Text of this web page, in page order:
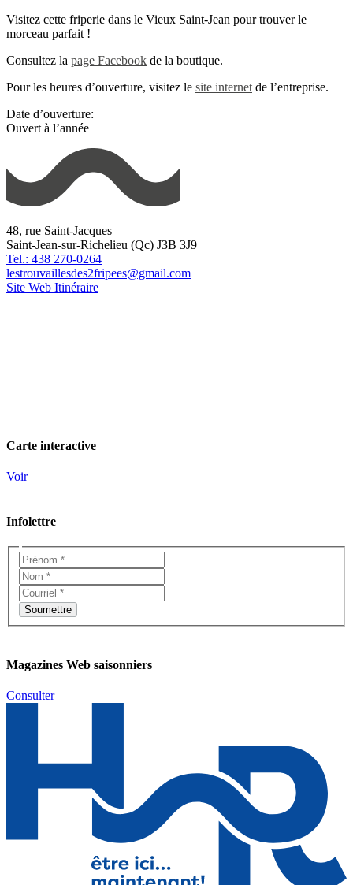
Visitez cette friperie dans le Vieux Saint-Jean pour trouver le
morceau parfait !
Consultez la page Facebook de la boutique.
Pour les heures d’ouverture, visitez le site internet de l’entreprise.
Date d’ouverture:
Ouvert à l’année
48, rue Saint-Jacques
Saint-Jean-sur-Richelieu (Qc) J3B 3J9
Tel.: 438 270-0264
lestrouvaillesdes2fripees@gmail.com
Site Web Itinéraire
Carte interactive
Voir
Infolettre
Magazines Web saisonniers
Consulter